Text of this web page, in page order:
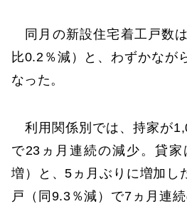
同月の新設住宅着工戸数
比0.2％減）と、わずかなが
なった。
利用関係別では、持家が
で23ヵ月連続の減少。貸家
増）と、5ヵ月ぶりに増加し
戸（同9.3％減）で7ヵ月連